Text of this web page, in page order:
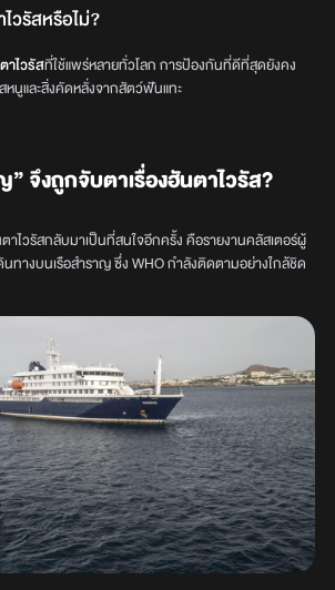
วรัสหรือไม่?
าไวรัสที่ใช้แพร่หลายทั่วโลก การป้องกันที่ดีที่สุดยังคง
หนูและสิ่งคัดหลั่งจากสัตว์ฟันแทะ
” จึงถูกจับตาเรื่องฮันตาไวรัส?
าไวรัสกลับมาเป็นที่สนใจอีกครั้ง คือรายงานคลัสเตอร์ผู้
ทางบนเรือสำราญ ซึ่ง WHO กำลังติดตามอย่างใกล้ชิด